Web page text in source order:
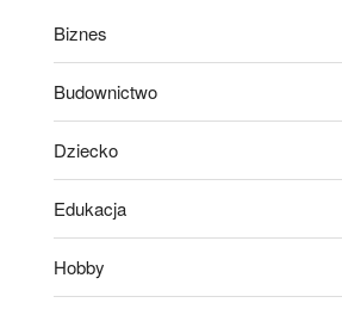
Biznes
Budownictwo
Dziecko
Edukacja
Hobby